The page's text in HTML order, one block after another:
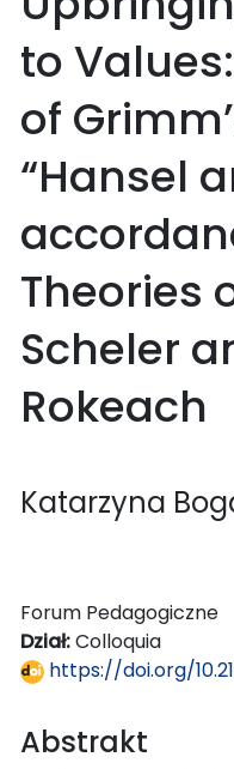
to
of
“Hansel
Theories
Scheler
Rokeach
Katarzyna
Forum Pedagogiczne
Dział:Colloquia
https://doi.org/
Abstrakt